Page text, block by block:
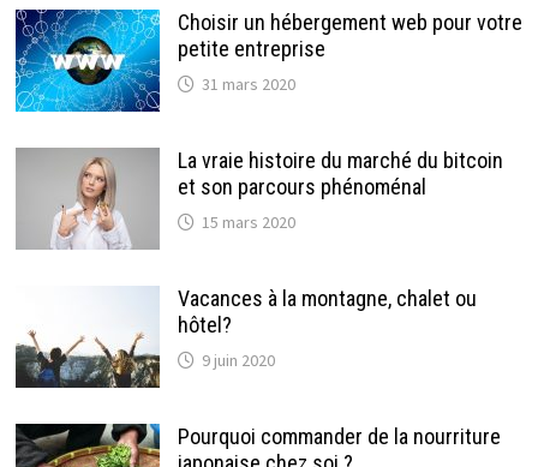
Choisir un hébergement web pour votre
petite entreprise
31 mars 2020
La vraie histoire du marché du bitcoin
et son parcours phénoménal
15 mars 2020
Vacances à la montagne, chalet ou
hôtel?
9 juin 2020
Pourquoi commander de la nourriture